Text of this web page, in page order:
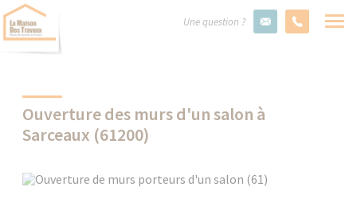
Une question ?
Ouverture des murs d'un salon à
Sarceaux (61200)